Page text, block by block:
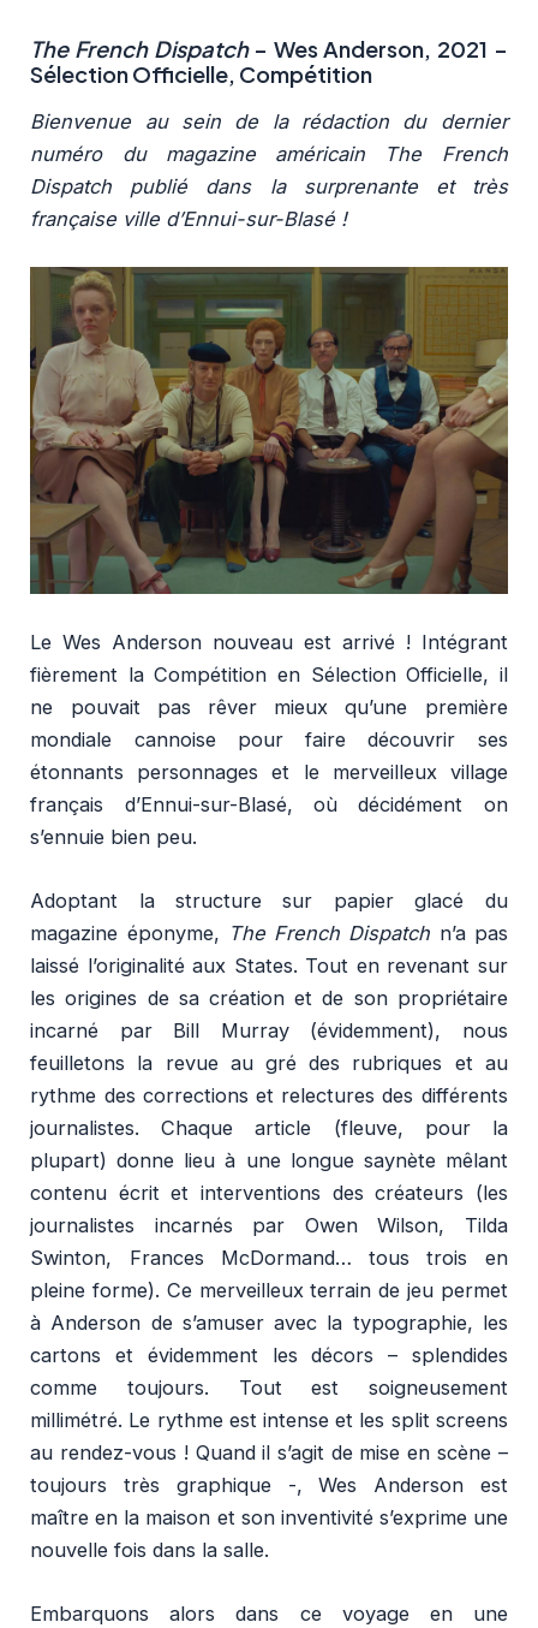
The French Dispatch– Wes Anderson, 2021 –
Sélection Officielle, Compétition
Bienvenue au sein de la rédaction du dernier
numéro du magazine américain The French
Dispatch publié dans la surprenante et très
française ville d’Ennui-sur-Blasé !
Le Wes Anderson nouveau est arrivé ! Intégrant
fièrement la Compétition en Sélection Officielle, il
ne pouvait pas rêver mieux qu’une première
mondiale cannoise pour faire découvrir ses
étonnants personnages et le merveilleux village
français d’Ennui-sur-Blasé, où décidément on
s’ennuie bien peu.
Adoptant la structure sur papier glacé du
magazine éponyme, The French Dispatch n’a pas
laissé l’originalité aux States. Tout en revenant sur
les origines de sa création et de son propriétaire
incarné par Bill Murray (évidemment), nous
feuilletons la revue au gré des rubriques et au
rythme des corrections et relectures des différents
journalistes. Chaque article (fleuve, pour la
plupart) donne lieu à une longue saynète mêlant
contenu écrit et interventions des créateurs (les
journalistes incarnés par Owen Wilson, Tilda
Swinton, Frances McDormand… tous trois en
pleine forme). Ce merveilleux terrain de jeu permet
à Anderson de s’amuser avec la typographie, les
cartons et évidemment les décors – splendides
comme toujours. Tout est soigneusement
millimétré. Le rythme est intense et les split screens
au rendez-vous ! Quand il s’agit de mise en scène –
toujours très graphique -, Wes Anderson est
maître en la maison et son inventivité s’exprime une
nouvelle fois dans la salle.
Embarquons alors dans ce voyage en une